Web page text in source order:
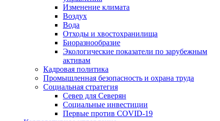
Изменение климата
Воздух
Вода
Отходы и хвостохранилища
Биоразнообразие
Экологические показатели по зарубежным
активам
Кадровая политика
Промышленная безопасность и охрана труда
Социальная стратегия
Север для Северян
Социальные инвестиции
Первые против COVID‑19